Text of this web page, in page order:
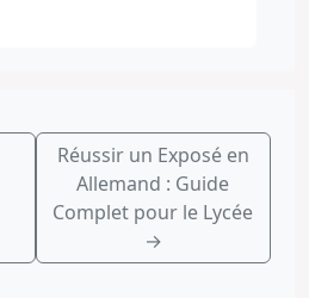
Réussir un Exposé en
Allemand : Guide
Complet pour le Lycée
→